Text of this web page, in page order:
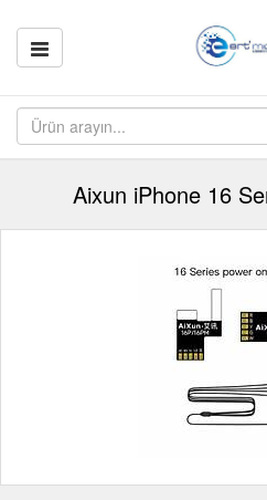
Aixun iPhone 16